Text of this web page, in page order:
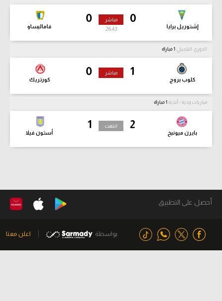
0
إشتوريل برايا
0
فاماليساو
مباشر
26:45
الدوري البلجيكي
1
كلوب بروج
0
كورتريك
مباشر
مباريات ودية - أندية
2
بايرن ميونيخ
1
أستون فيلا
انتهت
أحصل على التطبيق
بواسطة اعلن معنا